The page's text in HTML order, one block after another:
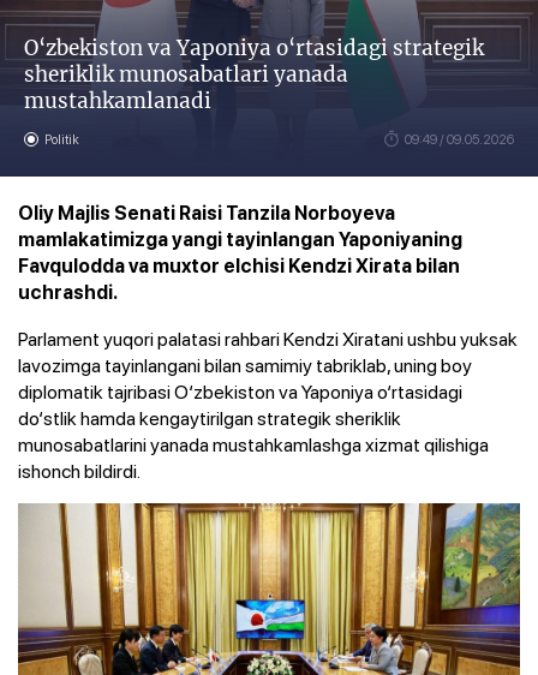
O‘zbekiston va Yaponiya o‘rtasidagi strategik
sheriklik munosabatlari yanada
mustahkamlanadi
Politik 09:49 / 09.05.2026
Oliy Majlis Senati Raisi Tanzila Norboyeva
mamlakatimizga yangi tayinlangan Yaponiyaning
Favqulodda va muxtor elchisi Kendzi Xirata bilan
uchrashdi.
Parlament yuqori palatasi rahbari Kendzi Xiratani ushbu yuksak
lavozimga tayinlangani bilan samimiy tabriklab, uning boy
diplomatik tajribasi O‘zbekiston va Yaponiya o‘rtasidagi
do‘stlik hamda kengaytirilgan strategik sheriklik
munosabatlarini yanada mustahkamlashga xizmat qilishiga
ishonch bildirdi.